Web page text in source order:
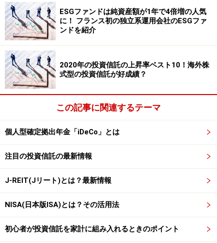
海外REIT＝高配当利回りという意識が、私たちの頭にイ
ンプットされているからかもしれません。この3.6％前後
の利回りは、全J－REIT平均配当予想利回り4.09％（平
成25年2月25日現在）を大きく下回っているのです。ち
なみに、東証ＲＥＩＴ指数連動のＥＴＦ（2 本が東京証
券取引所に上場）と比較してみると、ＮＥＸＴＦＵＮＤ
Ｓ東証ＲＥＩＴ連動型指数上場投信はかなり上回り（配
（東証ＲＥＩＴ指数）隔月分配型は下回る（同3.75％）
という状況（共に平成25年2月25日）なのです。
海外ＲＥＩＴに投資する意味は、国内ＲＥＩＴよりも期
待収益率が高いということがインセンティブになるはず
です。しかし海外ＲＥＩＴに至っては、配当利回りだけ
に着目すれば、積極的に投資する合理性が浮かんでこな
いと言わざるを得ないのです。
ESGファンドは純資産額が1年で4倍増の人気
に！ フランス初の独立系運用会社のESGファ
ンドを紹介
2020年の投資信託の上昇率ベスト10！海外株
式型の投資信託が好成績？
この記事に関連するテーマ
個人型確定拠出年金「iDeCo」とは
注目の投資信託の最新情報
J-REIT(Jリート)とは？最新情報
NISA(日本版ISA)とは？その活用法
初心者が投資信託を家計に組み入れるときのポイント